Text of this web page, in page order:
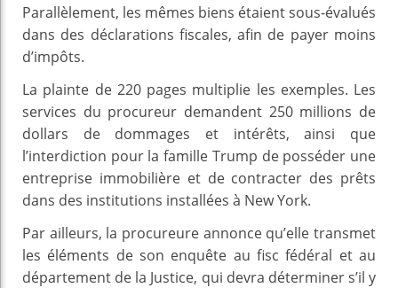
Parallèlement, les mêmes biens étaient sous-évalués
dans des déclarations fiscales, afin de payer moins
d’impôts.
La plainte de 220 pages multiplie les exemples. Les
services du procureur demandent 250 millions de
dollars de dommages et intérêts, ainsi que
l’interdiction pour la famille Trump de posséder une
entreprise immobilière et de contracter des prêts
dans des institutions installées à New York.
Par ailleurs, la procureure annonce qu’elle transmet
les éléments de son enquête au fisc fédéral et au
département de la Justice, qui devra déterminer s’il y